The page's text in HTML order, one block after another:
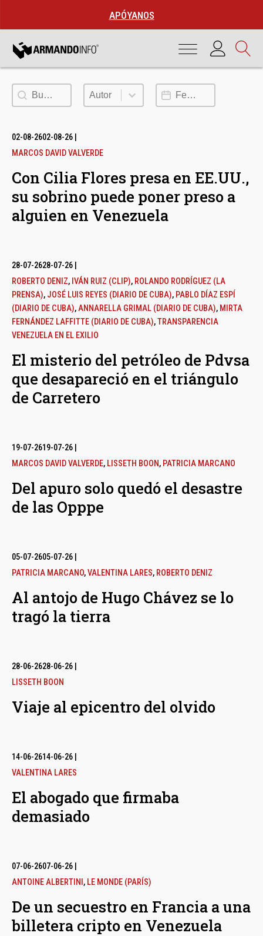
APÓYANOS
Buscar Autor
Autor Fecha de publicación
02-08-2602-08-26
MARCOS DAVID VALVERDE
Con Cilia Flores presa en EE.UU.,
su sobrino puede poner preso a
alguien en Venezuela
28-07-2628-07-26
ROBERTO DENIZ, IVÁN RUIZ (CLIP), ROLANDO RODRÍGUEZ (LA
PRENSA), JOSÉ LUIS REYES (DIARIO DE CUBA), PABLO DÍAZ ESPÍ
(DIARIO DE CUBA),ANNARELLA GRIMAL (DIARIO DE CUBA), MIRTA
FERNÁNDEZ LAFFITTE (DIARIO DE CUBA),TRANSPARENCIA
VENEZUELA EN EL EXILIO
El misterio del petróleo de Pdvsa
que desapareció en el triángulo
de Carretero
19-07-2619-07-26
MARCOS DAVID VALVERDE, LISSETH BOON, PATRICIA MARCANO
Del apuro solo quedó el desastre
de las Opppe
05-07-2605-07-26
PATRICIA MARCANO,VALENTINA LARES, ROBERTO DENIZ
Al antojo de Hugo Chávez se lo
tragó la tierra
28-06-2628-06-26
LISSETH BOON
Viaje al epicentro del olvido
14-06-2614-06-26
VALENTINA LARES
El abogado que firmaba
demasiado
07-06-2607-06-26
ANTOINE ALBERTINI , LE MONDE (PARÍS)
De un secuestro en Francia a una
billetera cripto en Venezuela